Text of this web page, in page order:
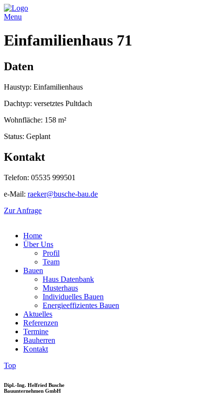
Menu
Einfamilienhaus 71
Daten
Haustyp: Einfamilienhaus
Dachtyp: versetztes Pultdach
Wohnfläche: 158 m²
Status: Geplant
Kontakt
Telefon: 05535 999501
e-Mail: raeker@busche-bau.de
Zur Anfrage
Home
Über Uns
Profil
Team
Bauen
Haus Datenbank
Musterhaus
Individuelles Bauen
Energieeffizientes Bauen
Aktuelles
Referenzen
Termine
Bauherren
Kontakt
Top
Dipl.-Ing. Helfried Busche
Bauunternehmen GmbH